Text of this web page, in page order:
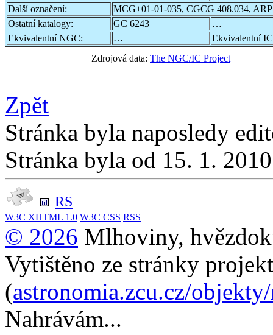
Další označení:
MCG+01-01-035, CGCG 408.034,
Ostatní katalogy:
GC 6243
…
Ekvivalentní NGC:
…
Ekvivalentní
Zdrojová data: The NGC/IC Project
Zpět
Stránka byla naposledy
Stránka byla od 15. 1.
RS
W3C XHTML 1.0 W3C CSS RSS
© 2026 Mlhoviny,
Vytištěno ze stránky
(astronomia.zcu.cz/
Nahrávám...